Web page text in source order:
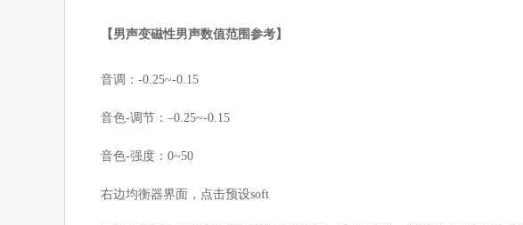
【男声变磁性男声数值范围参考】
音调：-0.25~-0.15
音色-调节：–0.25~-0.15
音色-强度：0~50
右边均衡器界面，点击预设soft